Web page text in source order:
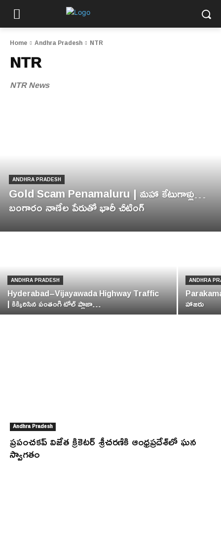
Home Andhra Pradesh NTR
NTR
NTR News
ANDHRA PRADESH
Gold Scam Penamaluru | మహా కేటుగాళ్లు…
బంగారం నాణేల పేరుతో భారీ చీటింగ్
ANDHRA PRADESH
Hyderabad–Vijayawada Highway Traffic
| కిక్కిరిసిన పంతంగి టోల్ ప్లాజా…
ANDHRA
హాజరు
Andhra Pradesh
ప్రపంచకప్‌ విజేత క్రికెటర్‌ శ్రీచరణికి ఆంధ్రప్రదేశ్‌లో ఘన
స్వాగతం